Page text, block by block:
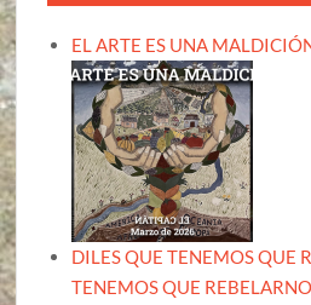
EL ARTE ES UNA
DILES QUE TENEMOS QUE
TENEMOS QUE